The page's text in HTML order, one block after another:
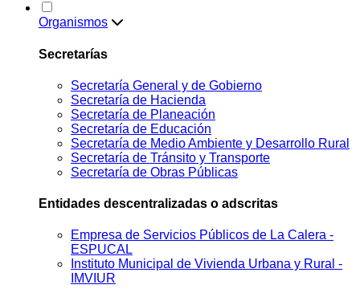
Organismos
Secretarías
Secretaría General y de Gobierno
Secretaría de Hacienda
Secretaría de Planeación
Secretaría de Educación
Secretaría de Medio Ambiente y Desarrollo Rural
Secretaría de Tránsito y Transporte
Secretaría de Obras Públicas
Entidades descentralizadas o adscritas
Empresa de Servicios Públicos de La Calera -
ESPUCAL
Instituto Municipal de Vivienda Urbana y Rural -
IMVIUR